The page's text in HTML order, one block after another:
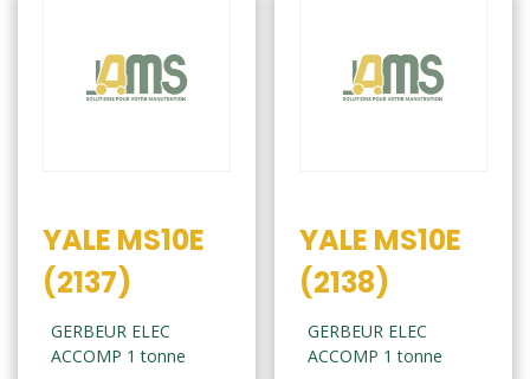
YALE MS10E
(2137)
GERBEUR ELEC
ACCOMP 1 tonne
YALE MS10E
(2138)
GERBEUR ELEC
ACCOMP 1 tonne